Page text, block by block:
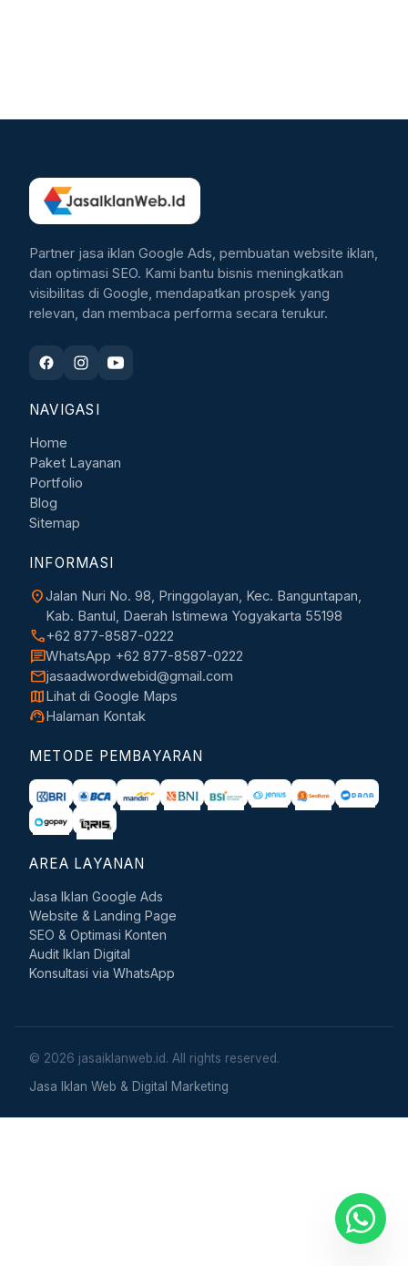
Partner jasa iklan Google Ads, pembuatan website iklan,
dan optimasi SEO. Kami bantu bisnis meningkatkan
visibilitas di Google, mendapatkan prospek yang
relevan, dan membaca performa secara terukur.
NAVIGASI
Home
Paket Layanan
Portfolio
Blog
Sitemap
INFORMASI
location_onJalan Nuri No. 98, Pringgolayan, Kec. Banguntapan,
Kab. Bantul, Daerah Istimewa Yogyakarta 55198
call+62 877-8587-0222
chatWhatsApp +62 877-8587-0222
mailjasaadwordwebid@gmail.com
mapLihat di Google Maps
support_agentHalaman Kontak
METODE PEMBAYARAN
AREA LAYANAN
Jasa Iklan Google Ads
Website & Landing Page
SEO & Optimasi Konten
Audit Iklan Digital
Konsultasi via WhatsApp
© 2026 jasaiklanweb.id. All rights reserved.
Jasa Iklan Web & Digital Marketing